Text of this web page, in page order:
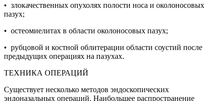
• злокачественных опухолях полости носа и околоносовых
пазух;
• остеомиелитах в области околоносовых пазух;
• рубцовой и костной облитерации области соустий после
предыдущих операциях на пазухах.
ТЕХНИКА ОПЕРАЦИЙ
Существует несколько методов эндоскопических
эндоназальных операций. Наибольшее распространение